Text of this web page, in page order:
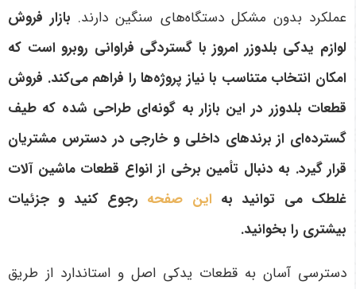
عملکرد بدون مشکل دستگاه‌های سنگین دارند. بازار فروش
لوازم یدکی بلدوزر امروز با گستردگی فراوانی روبرو است که
امکان انتخاب متناسب با نیاز پروژه‌ها را فراهم می‌کند. فروش
قطعات بلدوزر در این بازار به گونه‌ای طراحی شده که طیف
گسترده‌ای از برندهای داخلی و خارجی در دسترس مشتریان
قرار گیرد. به دنبال تأمین برخی از انواع قطعات ماشین آلات
غلطک می توانید به این صفحه رجوع کنید و جزئیات
بیشتری را بخوانید.
دسترسی آسان به قطعات یدکی اصل و استاندارد از طریق